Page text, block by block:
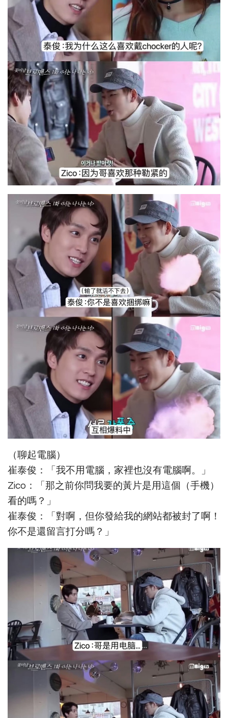
（聊起電腦）
崔泰俊：「我不用電腦，家裡也沒有電腦啊。」
Zico：「那之前你問我要的黃片是用這個（手機）
看的嗎？」
崔泰俊：「對啊，但你發給我的網站都被封了啊！
你不是還留言打分嗎？」